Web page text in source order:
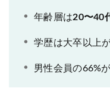
年齢層は20〜40
学歴は大卒以上
男性会員の66%が